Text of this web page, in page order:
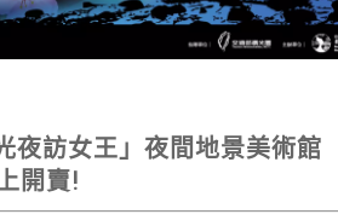
夜訪女王」夜間地景美術館
開賣!